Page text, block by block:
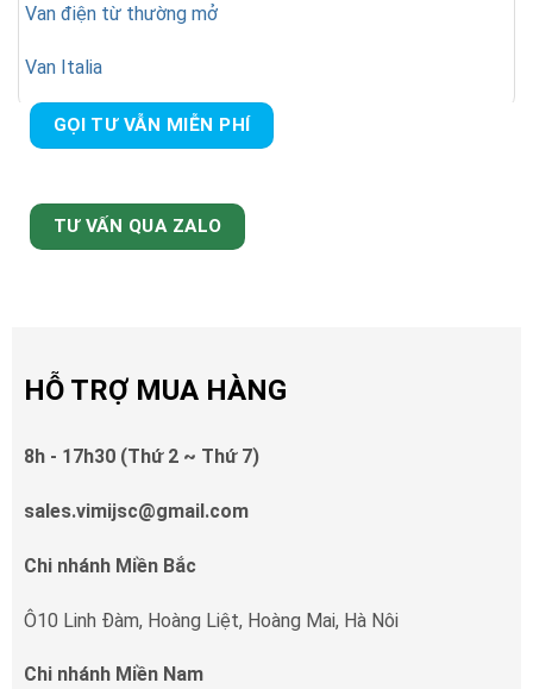
Van điện từ thường mở
Van Italia
GỌI TƯ VẪN MIỄN PHÍ
TƯ VẤN QUA ZALO
HỖ TRỢ MUA HÀNG
8h - 17h30 (Thứ 2 ~ Thứ 7)
sales.vimijsc@gmail.com
Chi nhánh Miền Bắc
Ô10 Linh Đàm, Hoàng Liệt, Hoàng Mai, Hà Nôi
Chi nhánh Miền Nam